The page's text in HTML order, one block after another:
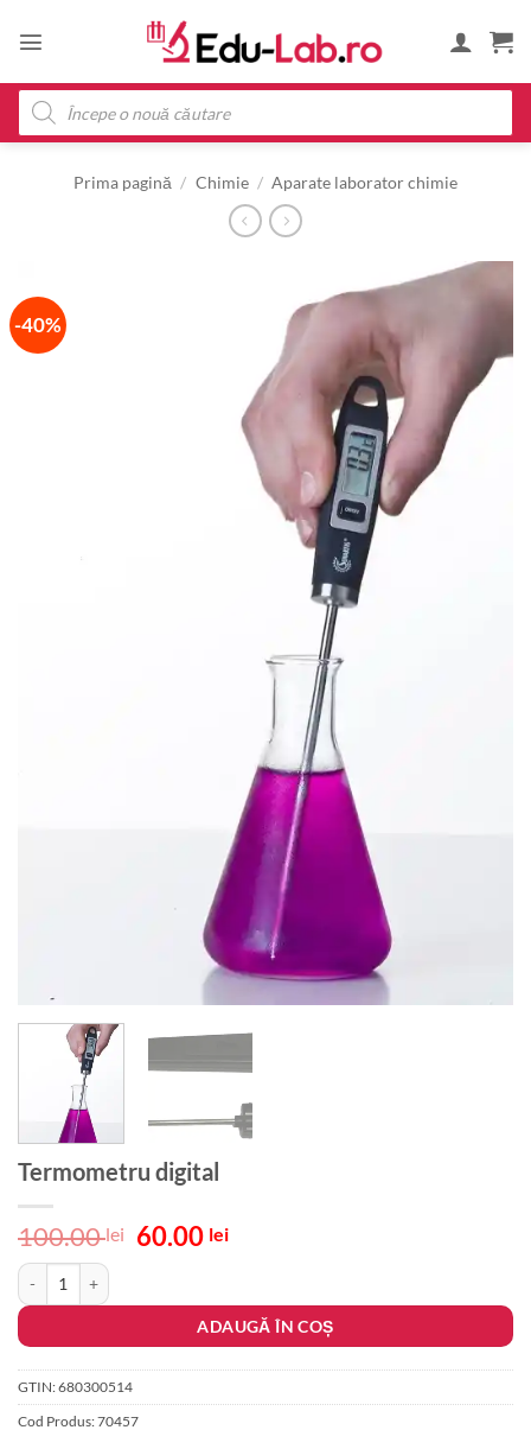
Products
search
Prima pagină / Chimie / Aparate laborator chimie
-40%
Termometru digital
100.00lei
Prețul
fost:
100.00 lei.
60.00 leiPrețul
60.00 lei.
Cantitate Termometru digital
ADAUGĂ ÎN COȘ
GTIN:680300514
Cod Produs:70457